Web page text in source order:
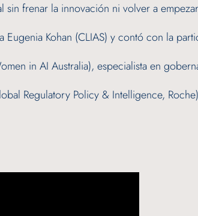
frenar la innovación ni volver a
Kohan (CLIAS) y contó con la
in AI Australia), especialista en
Regulatory Policy & Intelligence,